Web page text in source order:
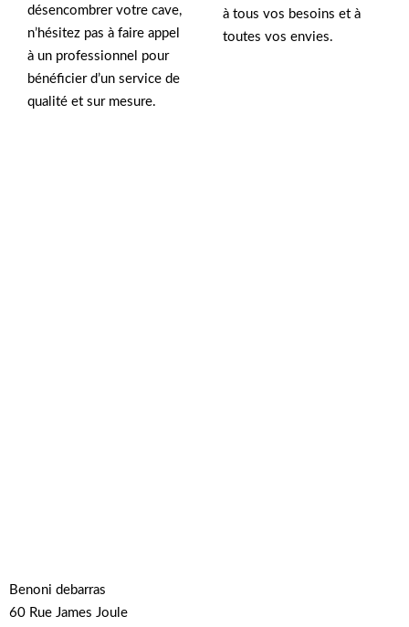
désencombrer votre cave,
n’hésitez pas à faire appel
à un professionnel pour
bénéficier d’un service de
qualité et sur mesure.
à tous vos besoins et à
toutes vos envies.
Benoni debarras
60 Rue James Joule